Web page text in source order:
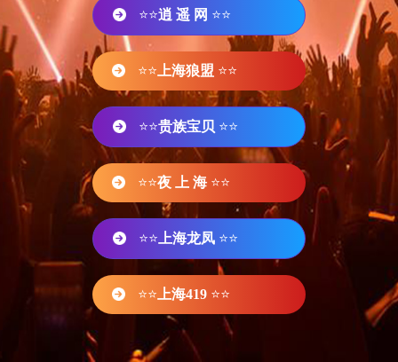
⭐⭐逍 遥 网 ⭐⭐
⭐⭐ 上海狼盟 ⭐⭐
⭐⭐贵族宝贝 ⭐⭐
⭐⭐夜 上 海 ⭐⭐
⭐⭐ 上海龙凤 ⭐⭐
⭐⭐ 上海419 ⭐⭐